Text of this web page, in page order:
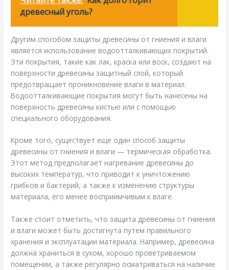
древесный уголь?
Другим способом защиты древесины от гниения и влаги
является использование водоотталкивающих покрытий.
Эти покрытия, такие как лак, краска или воск, создают на
поверхности древесины защитный слой, который
предотвращает проникновение влаги в материал.
Водоотталкивающие покрытия могут быть нанесены на
поверхность древесины кистью или с помощью
специального оборудования.
Кроме того, существует еще один способ защиты
древесины от гниения и влаги — термическая обработка.
Этот метод предполагает нагревание древесины до
высоких температур, что приводит к уничтожению
грибков и бактерий, а также к изменению структуры
материала, его менее восприимчивым к влаге.
Также стоит отметить, что защита древесины от гниения
и влаги может быть достигнута путем правильного
хранения и эксплуатации материала. Например, древесина
должна храниться в сухом, хорошо проветриваемом
помещении, а также регулярно осматриваться на наличие